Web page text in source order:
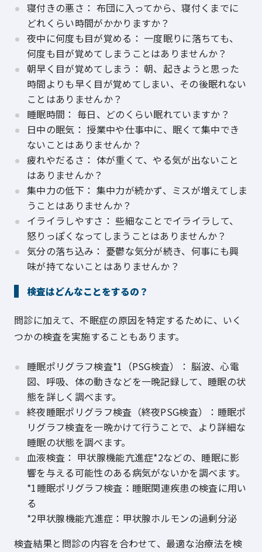
寝付きの悪さ： 布団に入ってから、寝付くまでに
どれくらい時間がかかりますか？
夜中に何度も目が覚める： 一度眠りに落ちても、
何度も目が覚めてしまうことはありませんか？
朝早く目が覚めてしまう： 朝、起きようと思った
時間よりも早く目が覚めてしまい、その後眠れない
ことはありませんか？
睡眠時間： 毎日、どのくらい眠れていますか？
日中の眠気： 授業中や仕事中に、眠くて集中でき
ないことはありませんか？
疲れやだるさ： 体が重くて、やる気が出ないこと
はありませんか？
集中力の低下： 集中力が続かず、ミスが増えてしま
うことはありませんか？
イライラしやすさ： 些細なことでイライラして、
怒りっぽくなってしまうことはありませんか？
気分の落ち込み： 憂鬱な気分が続き、何事にも興
味が持てないことはありませんか？
検査はどんなことをするの？
問診に加えて、不眠症の原因を特定するために、いく
つかの検査を実施することもあります。
睡眠ポリグラフ検査*1（PSG検査）： 脳波、心電
図、呼吸、体の動きなどを一晩記録して、睡眠の状
態を詳しく調べます。
終夜睡眠ポリグラフ検査（終夜PSG検査）：睡眠ポ
リグラフ検査を一晩かけて行うことで、より詳細な
睡眠の状態を調べます。
血液検査： 甲状腺機能亢進症*2などの、睡眠に影
響を与える可能性のある病気がないかを調べます。
*1睡眠ポリグラフ検査：睡眠関連疾患の検査に用い
る
*2甲状腺機能亢進症：甲状腺ホルモンの過剰分泌
検査結果と問診の内容を合わせて、最適な治療法を検